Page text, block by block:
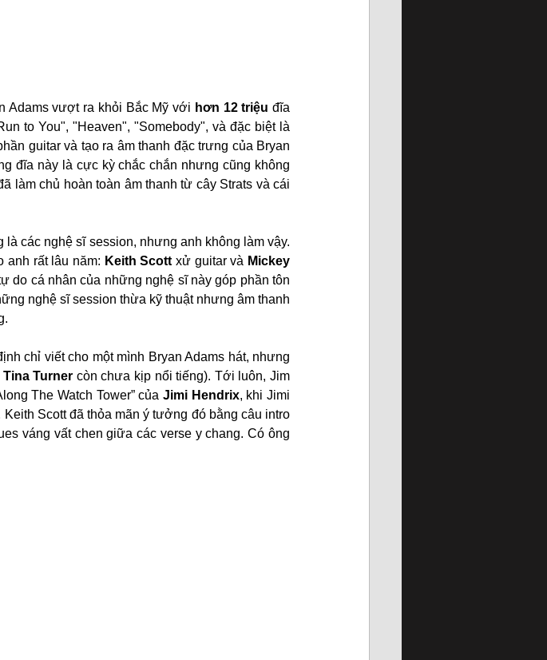
Adams vượt ra khỏi Bắc Mỹ với hơn 12 triệu đĩa
to You", "Heaven", "Somebody", và đặc biệt là
guitar và tạo ra âm thanh đặc trưng của Bryan
đĩa này là cực kỳ chắc chắn nhưng cũng không
làm chủ hoàn toàn âm thanh từ cây Strats và cái
các nghệ sĩ session, nhưng anh không làm vậy.
anh rất lâu năm: Keith Scott xử guitar và Mickey
do cá nhân của những nghệ sĩ này góp phần tôn
nghệ sĩ session thừa kỹ thuật nhưng âm thanh
chỉ viết cho một mình Bryan Adams hát, nhưng
Tina Turner còn chưa kịp nổi tiếng). Tới luôn, Jim
The Watch Tower” của Jimi Hendrix, khi Jimi
Scott đã thỏa mãn ý tưởng đó bằng câu intro
váng vất chen giữa các verse y chang. Có ông